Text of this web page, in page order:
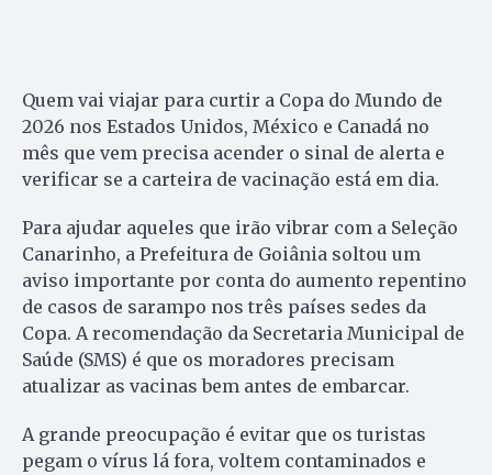
Quem vai viajar para curtir a Copa do Mundo de
2026 nos Estados Unidos, México e Canadá no
mês que vem precisa acender o sinal de alerta e
verificar se a carteira de vacinação está em dia.
Para ajudar aqueles que irão vibrar com a Seleção
Canarinho, a Prefeitura de Goiânia soltou um
aviso importante por conta do aumento repentino
de casos de sarampo nos três países sedes da
Copa. A recomendação da Secretaria Municipal de
Saúde (SMS) é que os moradores precisam
atualizar as vacinas bem antes de embarcar.
A grande preocupação é evitar que os turistas
pegam o vírus lá fora, voltem contaminados e